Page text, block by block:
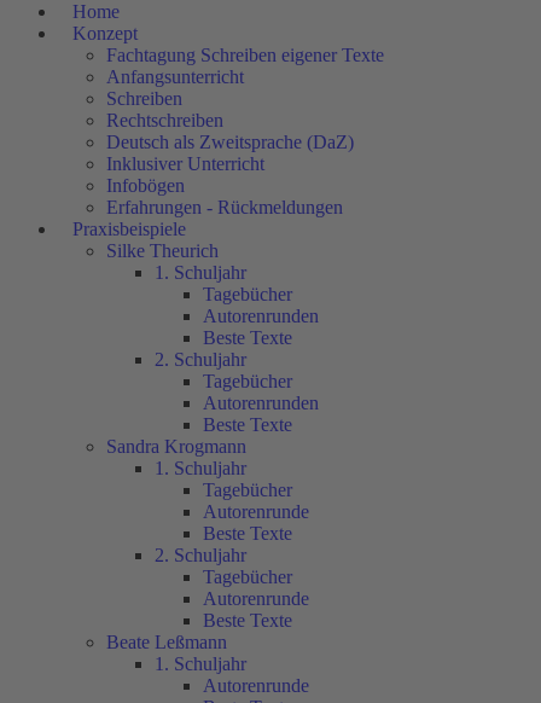
Home
Konzept
Fachtagung Schreiben eigener Texte
Anfangsunterricht
Schreiben
Rechtschreiben
Deutsch als Zweitsprache (DaZ)
Inklusiver Unterricht
Infobögen
Erfahrungen - Rückmeldungen
Praxisbeispiele
Silke Theurich
1. Schuljahr
Tagebücher
Autorenrunden
Beste Texte
2. Schuljahr
Tagebücher
Autorenrunden
Beste Texte
Sandra Krogmann
1. Schuljahr
Tagebücher
Autorenrunde
Beste Texte
2. Schuljahr
Tagebücher
Autorenrunde
Beste Texte
Beate Leßmann
1. Schuljahr
Autorenrunde